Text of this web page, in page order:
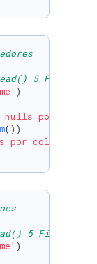
5 Filas por
nulls por
por columna'
5 Filas por